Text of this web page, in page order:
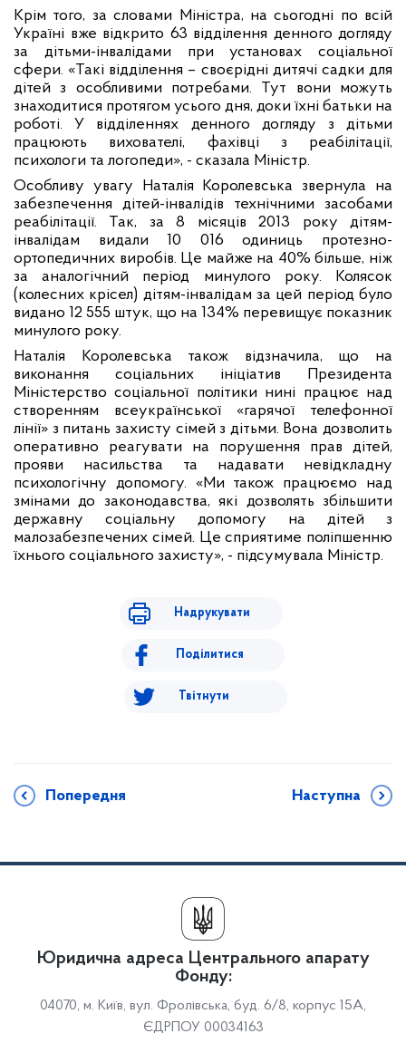
Крім того, за словами Міністра, на сьогодні по всій
Україні вже відкрито 63 відділення денного догляду
за дітьми-інвалідами при установах соціальної
сфери. «Такі відділення – своєрідні дитячі садки для
дітей з особливими потребами. Тут вони можуть
знаходитися протягом усього дня, доки їхні батьки на
роботі. У відділеннях денного догляду з дітьми
працюють вихователі, фахівці з реабілітації,
психологи та логопеди», - сказала Міністр.
Особливу увагу Наталія Королевська звернула на
забезпечення дітей-інвалідів технічними засобами
реабілітації. Так, за 8 місяців 2013 року дітям-
інвалідам видали 10 016 одиниць протезно-
ортопедичних виробів. Це майже на 40% більше, ніж
за аналогічний період минулого року. Колясок
(колесних крісел) дітям-інвалідам за цей період було
видано 12 555 штук, що на 134% перевищує показник
минулого року.
Наталія Королевська також відзначила, що на
виконання соціальних ініціатив Президента
Міністерство соціальної політики нині працює над
створенням всеукраїнської «гарячої телефонної
лінії» з питань захисту сімей з дітьми. Вона дозволить
оперативно реагувати на порушення прав дітей,
прояви насильства та надавати невідкладну
психологічну допомогу. «Ми також працюємо над
змінами до законодавства, які дозволять збільшити
державну соціальну допомогу на дітей з
малозабезпечених сімей. Це сприятиме поліпшенню
їхнього соціального захисту», - підсумувала Міністр.
Надрукувати
Поділитися
Твітнути
Попередня Наступна
Юридична адреса Центрального апарату
Фонду:
04070, м. Київ, вул. Фролівська, буд. 6/8, корпус 15А,
ЄДРПОУ 00034163